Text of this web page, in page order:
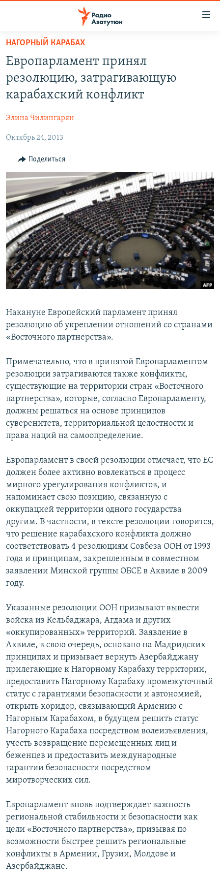
Перейти
основному
содержанию
Перейти
основной
Перейти
поиску
НОВОСТИ
ПОЛИТИКА
ЭКОНОМИКА
РЕГИОН
НАГОРНЫЙ КАРАБАХ
КУЛЬТУРА
СПОРТ
АРХИВ
Հայերեն
English
Русский
НАГОРНЫЙ КАРАБАХ
Европарламент принял
резолюцию, затрагивающую
карабахский конфликт
Элина Чилингарян
Октябрь 24, 2013
Поделиться
Накануне Европейский парламент принял
резолюцию об укреплении отношений со странами
«Восточного партнерства».
Примечательно, что в принятой Европарламентом
резолюции затрагиваются также конфликты,
существующие на территории стран «Восточного
партнерства», которые, согласно Европарламенту,
должны решаться на основе принципов
суверенитета, территориальной целостности и
права наций на самоопределение.
Европарламент в своей резолюции отмечает, что ЕС
должен более активно вовлекаться в процесс
мирного урегулирования конфликтов, и
напоминает свою позицию, связанную с
оккупацией территории одного государства
другим. В частности, в тексте резолюции говорится,
что решение карабахского конфликта должно
соответствовать 4 резолюциям Совбеза ООН от 1993
года и принципам, закрепленным в совместном
заявлении Минской группы ОБСЕ в Аквиле в 2009
году.
Указанные резолюции ООН призывают вывести
войска из Кельбаджара, Агдама и других
«оккупированных» территорий. Заявление в
Аквиле, в свою очередь, основано на Мадридских
принципах и призывает вернуть Азербайджану
прилегающие к Нагорному Карабаху территории,
предоставить Нагорному Карабаху промежуточный
статус с гарантиями безопасности и автономией,
открыть коридор, связывающий Армению с
Нагорным Карабахом, в будущем решить статус
Нагорного Карабаха посредством волеизъявления,
учесть возвращение перемещенных лиц и
беженцев и предоставить международные
гарантии безопасности посредством
миротворческих сил.
Европарламент вновь подтверждает важность
региональной стабильности и безопасности как
цели «Восточного партнерства», призывая по
возможности быстрее решить региональные
конфликты в Армении, Грузии, Молдове и
Азербайджане.